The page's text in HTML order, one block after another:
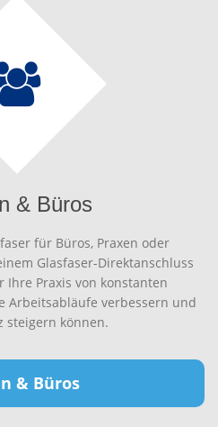
& Büros
für Büros, Praxen oder
Glasfaser-Direktanschluss
Praxis von konstanten
Arbeitsabläufe verbessern und
steigern können.
& Büros